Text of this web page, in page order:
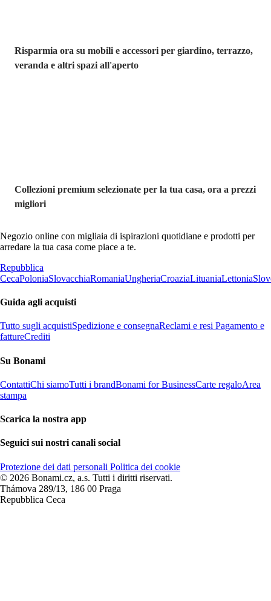
Risparmia ora su mobili e accessori per giardino, terrazzo,
veranda e altri spazi all'aperto
Collezioni premium selezionate per la tua casa, ora a prezzi
migliori
Negozio online con migliaia di ispirazioni quotidiane e prodotti per
arredare la tua casa come piace a te.
Repubblica
CecaPoloniaSlovacchiaRomaniaUngheriaCroaziaLituaniaLettonia
Guida agli acquisti
Tutto sugli acquistiSpedizione e consegnaReclami e resi Pagamento e
fattureCrediti
Su Bonami
ContattiChi siamoTutti i brandBonami for BusinessCarte regaloArea
stampa
Scarica la nostra app
Seguici sui nostri canali social
Protezione dei dati personali Politica dei cookie
© 2026 Bonami.cz, a.s. Tutti i diritti riservati.
Thámova 289/13, 186 00 Praga
Repubblica Ceca